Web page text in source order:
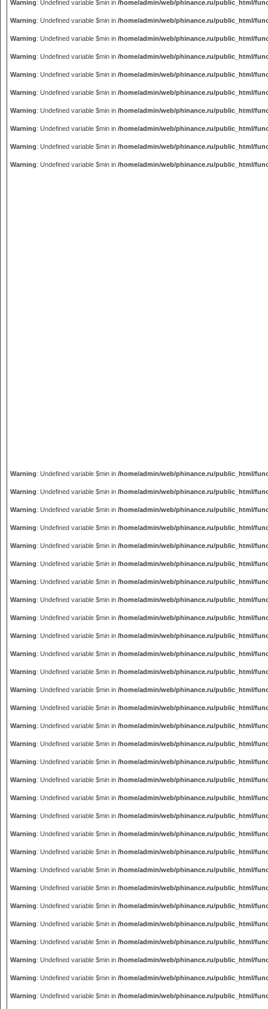
Warning: Undefined variable $min in /home/admin/web/phinance.ru/public_html/
Warning: Undefined variable $min in /home/admin/web/phinance.ru/public_html/
Warning: Undefined variable $min in /home/admin/web/phinance.ru/public_html/
Warning: Undefined variable $min in /home/admin/web/phinance.ru/public_html/
Warning: Undefined variable $min in /home/admin/web/phinance.ru/public_html/
Warning: Undefined variable $min in /home/admin/web/phinance.ru/public_html/
Warning: Undefined variable $min in /home/admin/web/phinance.ru/public_html/
Warning: Undefined variable $min in /home/admin/web/phinance.ru/public_html/
Warning: Undefined variable $min in /home/admin/web/phinance.ru/public_html/
Warning: Undefined variable $min in /home/admin/web/phinance.ru/public_html/
Warning: Undefined variable $min in /home/admin/web/phinance.ru/public_html/
Warning: Undefined variable $min in /home/admin/web/phinance.ru/public_html/
Warning: Undefined variable $min in /home/admin/web/phinance.ru/public_html/
Warning: Undefined variable $min in /home/admin/web/phinance.ru/public_html/
Warning: Undefined variable $min in /home/admin/web/phinance.ru/public_html/
Warning: Undefined variable $min in /home/admin/web/phinance.ru/public_html/
Warning: Undefined variable $min in /home/admin/web/phinance.ru/public_html/
Warning: Undefined variable $min in /home/admin/web/phinance.ru/public_html/
Warning: Undefined variable $min in /home/admin/web/phinance.ru/public_html/
Warning: Undefined variable $min in /home/admin/web/phinance.ru/public_html/
Warning: Undefined variable $min in /home/admin/web/phinance.ru/public_html/
Warning: Undefined variable $min in /home/admin/web/phinance.ru/public_html/
Warning: Undefined variable $min in /home/admin/web/phinance.ru/public_html/
Warning: Undefined variable $min in /home/admin/web/phinance.ru/public_html/
Warning: Undefined variable $min in /home/admin/web/phinance.ru/public_html/
Warning: Undefined variable $min in /home/admin/web/phinance.ru/public_html/
Warning: Undefined variable $min in /home/admin/web/phinance.ru/public_html/
Warning: Undefined variable $min in /home/admin/web/phinance.ru/public_html/
Warning: Undefined variable $min in /home/admin/web/phinance.ru/public_html/
Warning: Undefined variable $min in /home/admin/web/phinance.ru/public_html/
Warning: Undefined variable $min in /home/admin/web/phinance.ru/public_html/
Warning: Undefined variable $min in /home/admin/web/phinance.ru/public_html/
Warning: Undefined variable $min in /home/admin/web/phinance.ru/public_html/
Warning: Undefined variable $min in /home/admin/web/phinance.ru/public_html/
Warning: Undefined variable $min in /home/admin/web/phinance.ru/public_html/
Warning: Undefined variable $min in /home/admin/web/phinance.ru/public_html/
Warning: Undefined variable $min in /home/admin/web/phinance.ru/public_html/
Warning: Undefined variable $min in /home/admin/web/phinance.ru/public_html/
Warning: Undefined variable $min in /home/admin/web/phinance.ru/public_html/
Warning: Undefined variable $min in /home/admin/web/phinance.ru/public_html/